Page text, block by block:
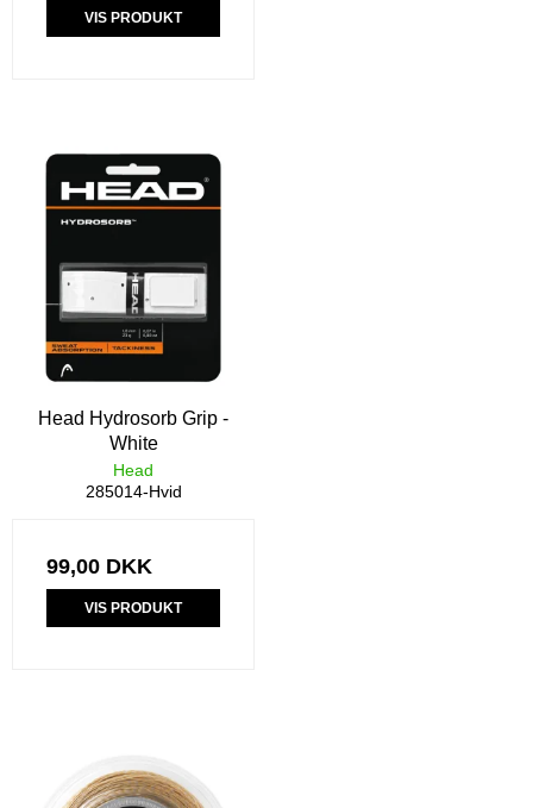
VIS PRODUKT
Head Hydrosorb Grip -
White
Head
285014-Hvid
99,00 DKK
VIS PRODUKT